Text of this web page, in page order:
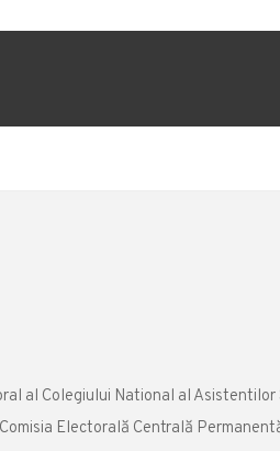
al Colegiului National al Asistentilor
Electorală Centrală